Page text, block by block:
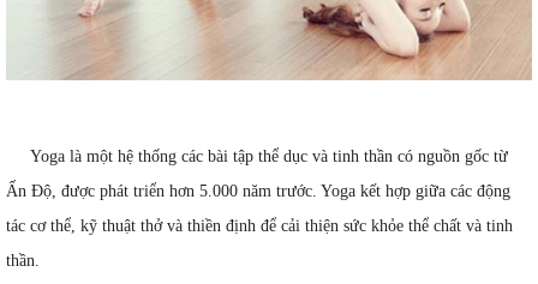
Yoga là một hệ thống các bài tập thể dục và tinh thần có nguồn gốc từ
Ấn Độ, được phát triển hơn 5.000 năm trước. Yoga kết hợp giữa các động
tác cơ thể, kỹ thuật thở và thiền định để cải thiện sức khỏe thể chất và tinh
thần.